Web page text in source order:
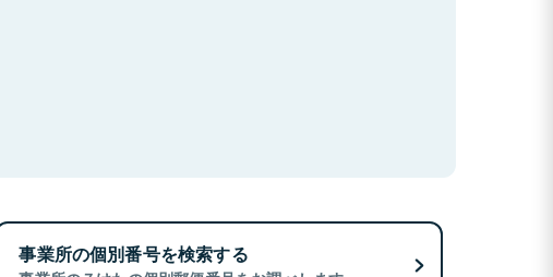
事業所の個別番号を検索する